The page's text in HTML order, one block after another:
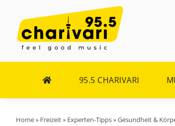
Inhalt
springen
95.5 CHARIVARI
Home» Freizeit» Experten-Tipps»Gesundheit &